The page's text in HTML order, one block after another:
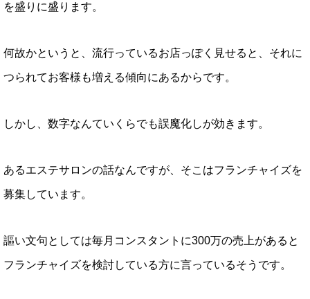
を盛りに盛ります。
何故かというと、流行っているお店っぽく見せると、それに
つられてお客様も増える傾向にあるからです。
しかし、数字なんていくらでも誤魔化しが効きます。
あるエステサロンの話なんですが、そこはフランチャイズを
募集しています。
謳い文句としては毎月コンスタントに300万の売上があると
フランチャイズを検討している方に言っているそうです。